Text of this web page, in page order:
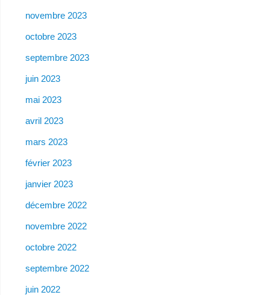
novembre 2023
octobre 2023
septembre 2023
juin 2023
mai 2023
avril 2023
mars 2023
février 2023
janvier 2023
décembre 2022
novembre 2022
octobre 2022
septembre 2022
juin 2022